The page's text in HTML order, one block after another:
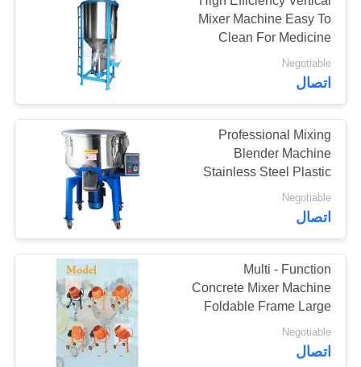
آلة العد اللوحي
21
الطاحن المقاوم للصدأ
11
19
Mixer Machine Easy To
Clean For Medicine
Processing
Negotiable
اتصال
Professional Mixing
Blender Machine
Stainless Steel Plastic
Particles Drying Mixer
Negotiable
اتصال
Multi - Function
Concrete Mixer Machine
Foldable Frame Large
240mm Diameter Wheel
Negotiable
اتصال